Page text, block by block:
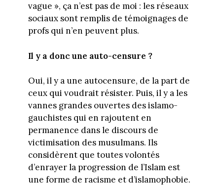
vague », ça n’est pas de moi : les réseaux
sociaux sont remplis de témoignages de
profs qui n’en peuvent plus.
Il y a donc une auto-censure ?
Oui, il y a une autocensure, de la part de
ceux qui voudrait résister. Puis, il y a les
vannes grandes ouvertes des islamo-
gauchistes qui en rajoutent en
permanence dans le discours de
victimisation des musulmans. Ils
considèrent que toutes volontés
d’enrayer la progression de l’Islam est
une forme de racisme et d’islamophobie.